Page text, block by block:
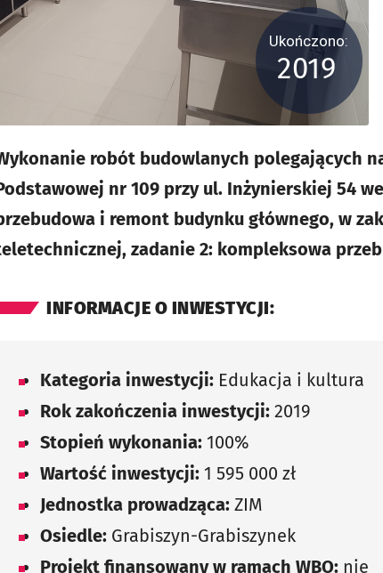
Ukończono:
2019
robót budowlanych polegających
nr 109 przy ul. Inżynierskiej 54
i remont budynku głównego, w
zadanie 2: kompleksowa
INFORMACJE O INWESTYCJI:
Kategoria inwestycji: Edukacja i kultura
Rok zakończenia inwestycji: 2019
Stopień wykonania: 100%
Wartość inwestycji: 1 595 000 zł
Jednostka prowadząca: ZIM
Osiedle: Grabiszyn-Grabiszynek
Projekt finansowany w ramach WBO: nie